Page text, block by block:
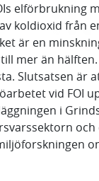
elförbrukning
koldioxid från
är en
mer än
Slutsatsen är
vid FOI
i